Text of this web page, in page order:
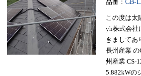
品番： CB-
この度は太
yh株式会社
きましてあ
長州産業 の
州産業 CS-
5.882kWの